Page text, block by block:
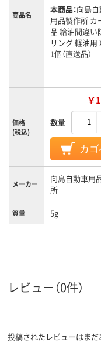
商品名 本商品：向島
用品製作所 カ
品 給油間違い
リング 軽油用
1個（直送品）
価格
(税込)
￥
数量
カ
メーカー
向島自動車用
所
質量 5g
レビュー（0件）
投稿されたレビューはま